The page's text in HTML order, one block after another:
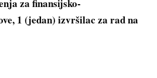
za finansijsko-
1 (jedan) izvršilac za rad na